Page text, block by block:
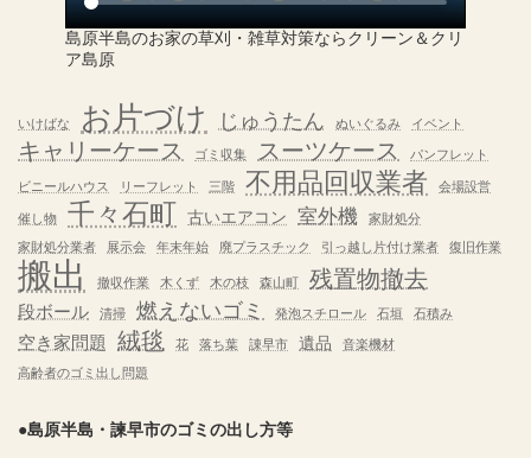
島原半島のお家の草刈・雑草対策ならクリーン＆クリ
ア島原
いけばな お片づけ じゅうたん ぬいぐるみ イベント
キャリーケース ゴミ収集 スーツケース パンフレット
ビニールハウス リーフレット 三階 不用品回収業者 会場設営
催し物 千々石町 古いエアコン 室外機
家財処分
家財処分業者
展示会 年末年始 廃プラスチック 引っ越し片付け業者 復旧作業
搬出 撤収作業 木くず 木の枝 森山町 残置物撤去
段ボール 清掃 燃えないゴミ 発泡スチロール 石垣 石積み
空き家問題 絨毯 花 落ち葉 諌早市 遺品
音楽機材
高齢者のゴミ出し問題
●島原半島・諫早市のゴミの出し方等